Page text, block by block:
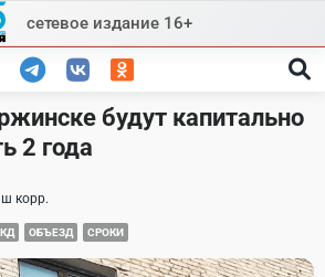
сетевое издание 16+
будут капитально
2 года
корр.
ОБЪЕЗД СРОКИ